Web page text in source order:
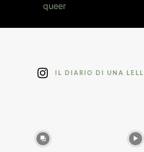
queer
IL DIARIO DI UNA